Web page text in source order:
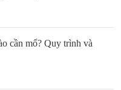
cần mổ? Quy trình và